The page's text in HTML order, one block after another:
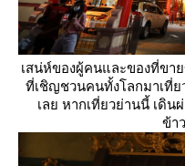
เสน่ห์ของผู้คนและของที่ขาย
ที่เชิญชวนคนทั้งโลกมาเที่
เลย หากเที่ยวย่านนี้ เดิน
ข้า